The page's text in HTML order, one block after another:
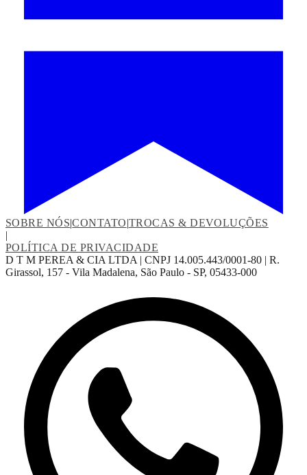
SOBRE NÓS|CONTATO|TROCAS & DEVOLUÇÕES
|
POLÍTICA DE PRIVACIDADE
D T M PEREA & CIA LTDA | CNPJ 14.005.443/0001-80 | R.
Girassol, 157 - Vila Madalena, São Paulo - SP, 05433-000